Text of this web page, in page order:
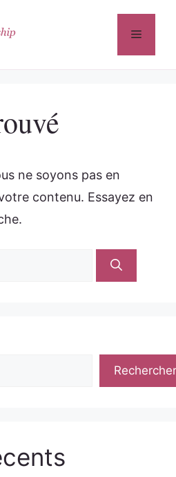
Menu
ne soyons pas en
contenu. Essayez en
Rechercher